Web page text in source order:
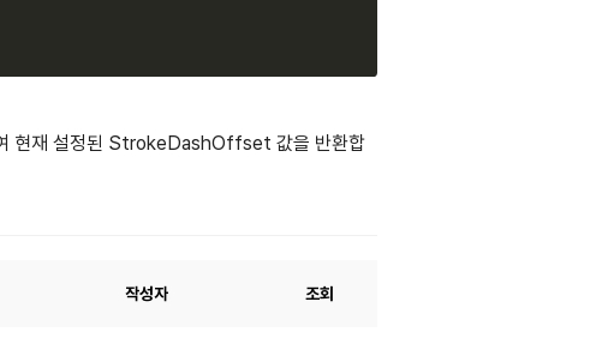
현재 설정된 StrokeDashOffset 값을 반환합
작성자 조회